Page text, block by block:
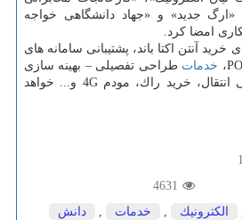
«ارگ جدید» و «جهاد دانشگاهی خواجه
امضا كرد.
خرید آنتن اكتا باند، پشتیبانی سامانه های
خدمات طراحی تفصیلی – بهینه سازی
شبكه رادیویی و دسترسی انتقال، خرید راك، مودم 4G و... خواهد
4631
الكترونیك , خدمات , دانش